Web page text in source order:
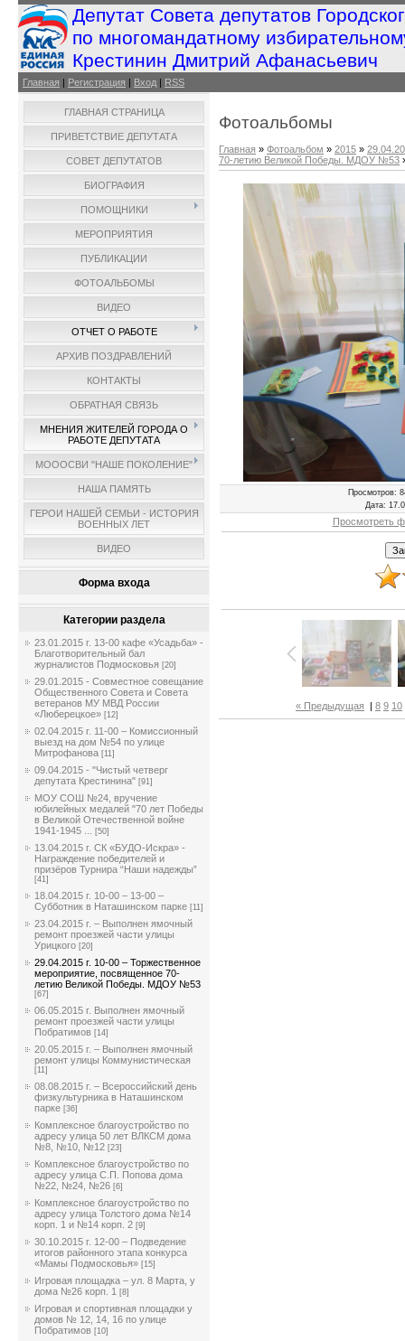
Депутат Совета депутатов
по многомандатному
Крестинин Дмитрий Афанасьевич
Главная | Регистрация | Вход | RSS
ГЛАВНАЯ СТРАНИЦА
ПРИВЕТСТВИЕ ДЕПУТАТА
СОВЕТ ДЕПУТАТОВ
БИОГРАФИЯ
ПОМОЩНИКИ
МЕРОПРИЯТИЯ
ПУБЛИКАЦИИ
ФОТОАЛЬБОМЫ
ВИДЕО
ОТЧЕТ О РАБОТЕ
АРХИВ ПОЗДРАВЛЕНИЙ
КОНТАКТЫ
ОБРАТНАЯ СВЯЗЬ
МНЕНИЯ ЖИТЕЛЕЙ ГОРОДА О
РАБОТЕ ДЕПУТАТА
МОООСВИ "НАШЕ ПОКОЛЕНИЕ"
НАША ПАМЯТЬ
ГЕРОИ НАШЕЙ СЕМЬИ - ИСТОРИЯ
ВОЕННЫХ ЛЕТ
ВИДЕО
Форма входа
Категории раздела
23.01.2015 г. 13-00 кафе «Усадьба» -
Благотворительный бал
журналистов Подмосковья [20]
29.01.2015 - Совместное совещание
Общественного Совета и Совета
ветеранов МУ МВД России
«Люберецкое» [12]
02.04.2015 г. 11-00 – Комиссионный
выезд на дом №54 по улице
Митрофанова [11]
09.04.2015 - "Чистый четверг
депутата Крестинина" [91]
МОУ СОШ №24, вручение
юбилейных медалей "70 лет Победы
в Великой Отечественной войне
1941-1945 ...
[50]
13.04.2015 г. СК «БУДО-Искра» -
Награждение победителей и
призёров Турнира “Наши надежды”
[41]
18.04.2015 г. 10-00 – 13-00 –
Субботник в Наташинском парке [11]
23.04.2015 г. – Выполнен ямочный
ремонт проезжей части улицы
Урицкого [20]
29.04.2015 г. 10-00 – Торжественное
мероприятие, посвященное 70-
летию Великой Победы. МДОУ №53
[67]
06.05.2015 г. Выполнен ямочный
ремонт проезжей части улицы
Побратимов [14]
20.05.2015 г. – Выполнен ямочный
ремонт улицы Коммунистическая
[11]
08.08.2015 г. – Всероссийский день
физкультурника в Наташинском
парке [36]
Комплексное благоустройство по
адресу улица 50 лет ВЛКСМ дома
№8, №10, №12 [23]
Комплексное благоустройство по
адресу улица С.П. Попова дома
№22, №24, №26 [6]
Комплексное благоустройство по
адресу улица Толстого дома №14
корп. 1 и №14 корп. 2 [9]
30.10.2015 г. 12-00 – Подведение
итогов районного этапа конкурса
«Мамы Подмосковья» [15]
Игровая площадка – ул. 8 Марта, у
дома №26 корп. 1 [8]
Игровая и спортивная площадки у
домов № 12, 14, 16 по улице
Побратимов [10]
Фотоальбомы
Главная » Фотоальбом » 2015 »
70-летию Великой Победы. МДОУ №53
Просмотров:
Дата:
Просмотреть
« Предыдущая | 8 9 10